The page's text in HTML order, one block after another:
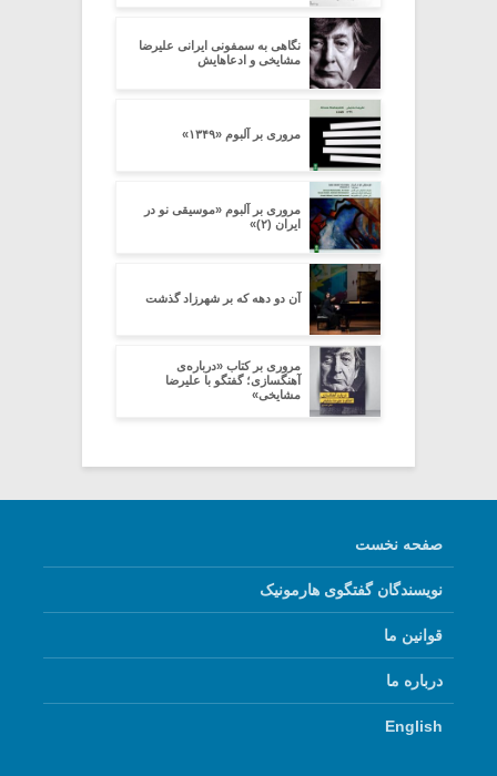
نگاهی به سمفونی ایرانی علیرضا
مشایخی و ادعاهایش
مروری بر آلبوم «۱۳۴۹»
مروری بر آلبوم «موسیقی نو در
ایران (۲)»
آن دو دهه که بر شهرزاد گذشت
مروری بر کتاب «درباره‌ی
آهنگسازی؛ گفتگو با علیرضا
مشایخی»
صفحه نخست
نویسندگان گفتگوی هارمونیک
قوانین ما
درباره ما
English